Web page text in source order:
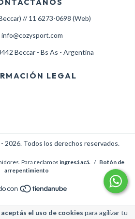
aceptás el uso de cookies para agilizar tu
// 11 6273-0698 (Web)
info@cozysport.com
Beccar - Bs As - Argentina
LEGAL
2026. Todos los derechos reservados.
Para reclamos ingresá acá. / Botón de
arrepentimiento